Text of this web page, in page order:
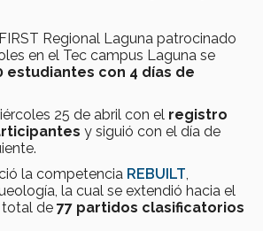
Regional Laguna patrocinado
en el Tec campus Laguna se
estudiantes con 4 días de
25 de abril con el registro
y siguió con el día de
la competencia REBUILT,
la cual se extendió hacia el
total de 77 partidos clasificatorios